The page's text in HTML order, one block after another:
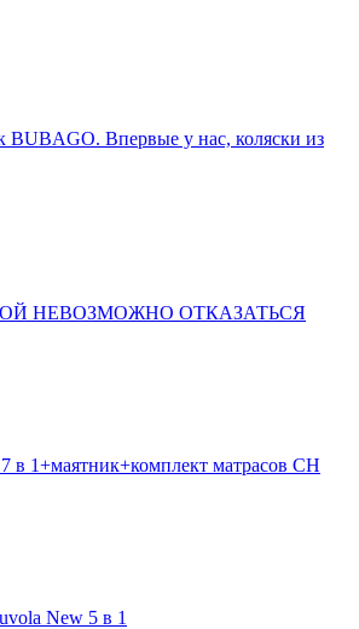
BUBAGO. Впервые у нас, коляски из
НЕВОЗМОЖНО ОТКАЗАТЬСЯ
в 1+маятник+комплект матрасов CH
New 5 в 1